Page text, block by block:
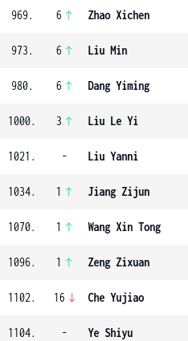
969. 6 Zhao Xichen
973. 6 Liu Min
980. 6 Dang Yiming
1000. 3 Liu Le Yi
1021. - Liu Yanni
1034. 1 Jiang Zijun
1070. 1 Wang Xin Tong
1096. 1 Zeng Zixuan
1102. 16 Che Yujiao
1104. - Ye Shiyu